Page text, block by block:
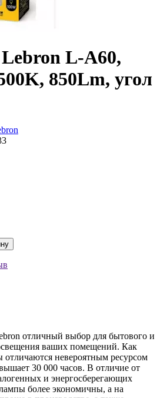
L-A60,
850Lm, угол
отличный выбор для бытового и
ваших помещений. Как
невероятным ресурсом
30 000 часов. В отличие от
и энергосберегающих
более экономичны, а на